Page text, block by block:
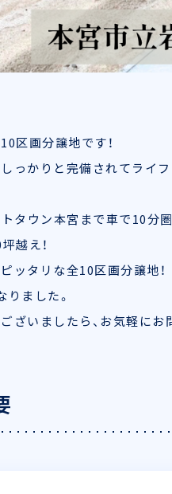
区画分譲地です！
っかりと完備されてライ
タウン本宮まで車で10分
越え！
ッタリな全10区画分譲地！
ました。
ざいましたら、お気軽にお